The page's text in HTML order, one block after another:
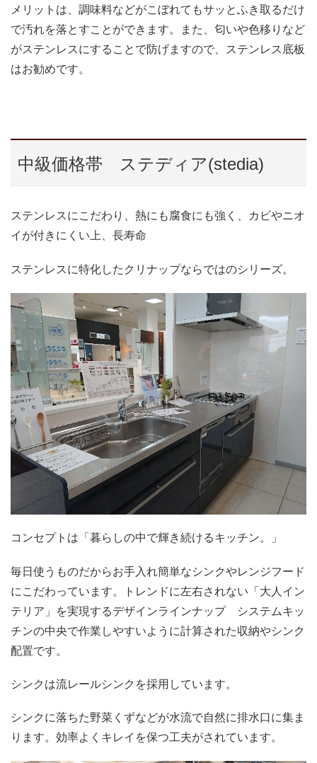
メリットは、調味料などがこぼれてもサッとふき取るだけ
で汚れを落とすことができます。また、匂いや色移りなど
がステンレスにすることで防げますので、ステンレス底板
はお勧めです。
中級価格帯 ステディア(stedia)
ステンレスにこだわり、熱にも腐食にも強く、カビやニオ
イが付きにくい上、長寿命
ステンレスに特化したクリナップならではのシリーズ。
コンセプトは「暮らしの中で輝き続けるキッチン。」
毎日使うものだからお手入れ簡単なシンクやレンジフード
にこだわっています。トレンドに左右されない「大人イン
テリア」を実現するデザインラインナップ システムキッ
チンの中央で作業しやすいように計算された収納やシンク
配置です。
シンクは流レールシンクを採用しています。
シンクに落ちた野菜くずなどが水流で自然に排水口に集ま
ります。効率よくキレイを保つ工夫がされています。